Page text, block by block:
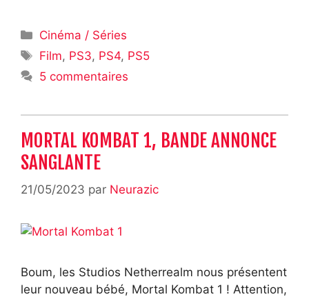
Catégories
Cinéma / Séries
Étiquettes
Film, PS3, PS4, PS5
5 commentaires
MORTAL KOMBAT 1, BANDE ANNONCE
SANGLANTE
21/05/2023 par Neurazic
Boum, les Studios Netherrealm nous présentent
leur nouveau bébé, Mortal Kombat 1 ! Attention,